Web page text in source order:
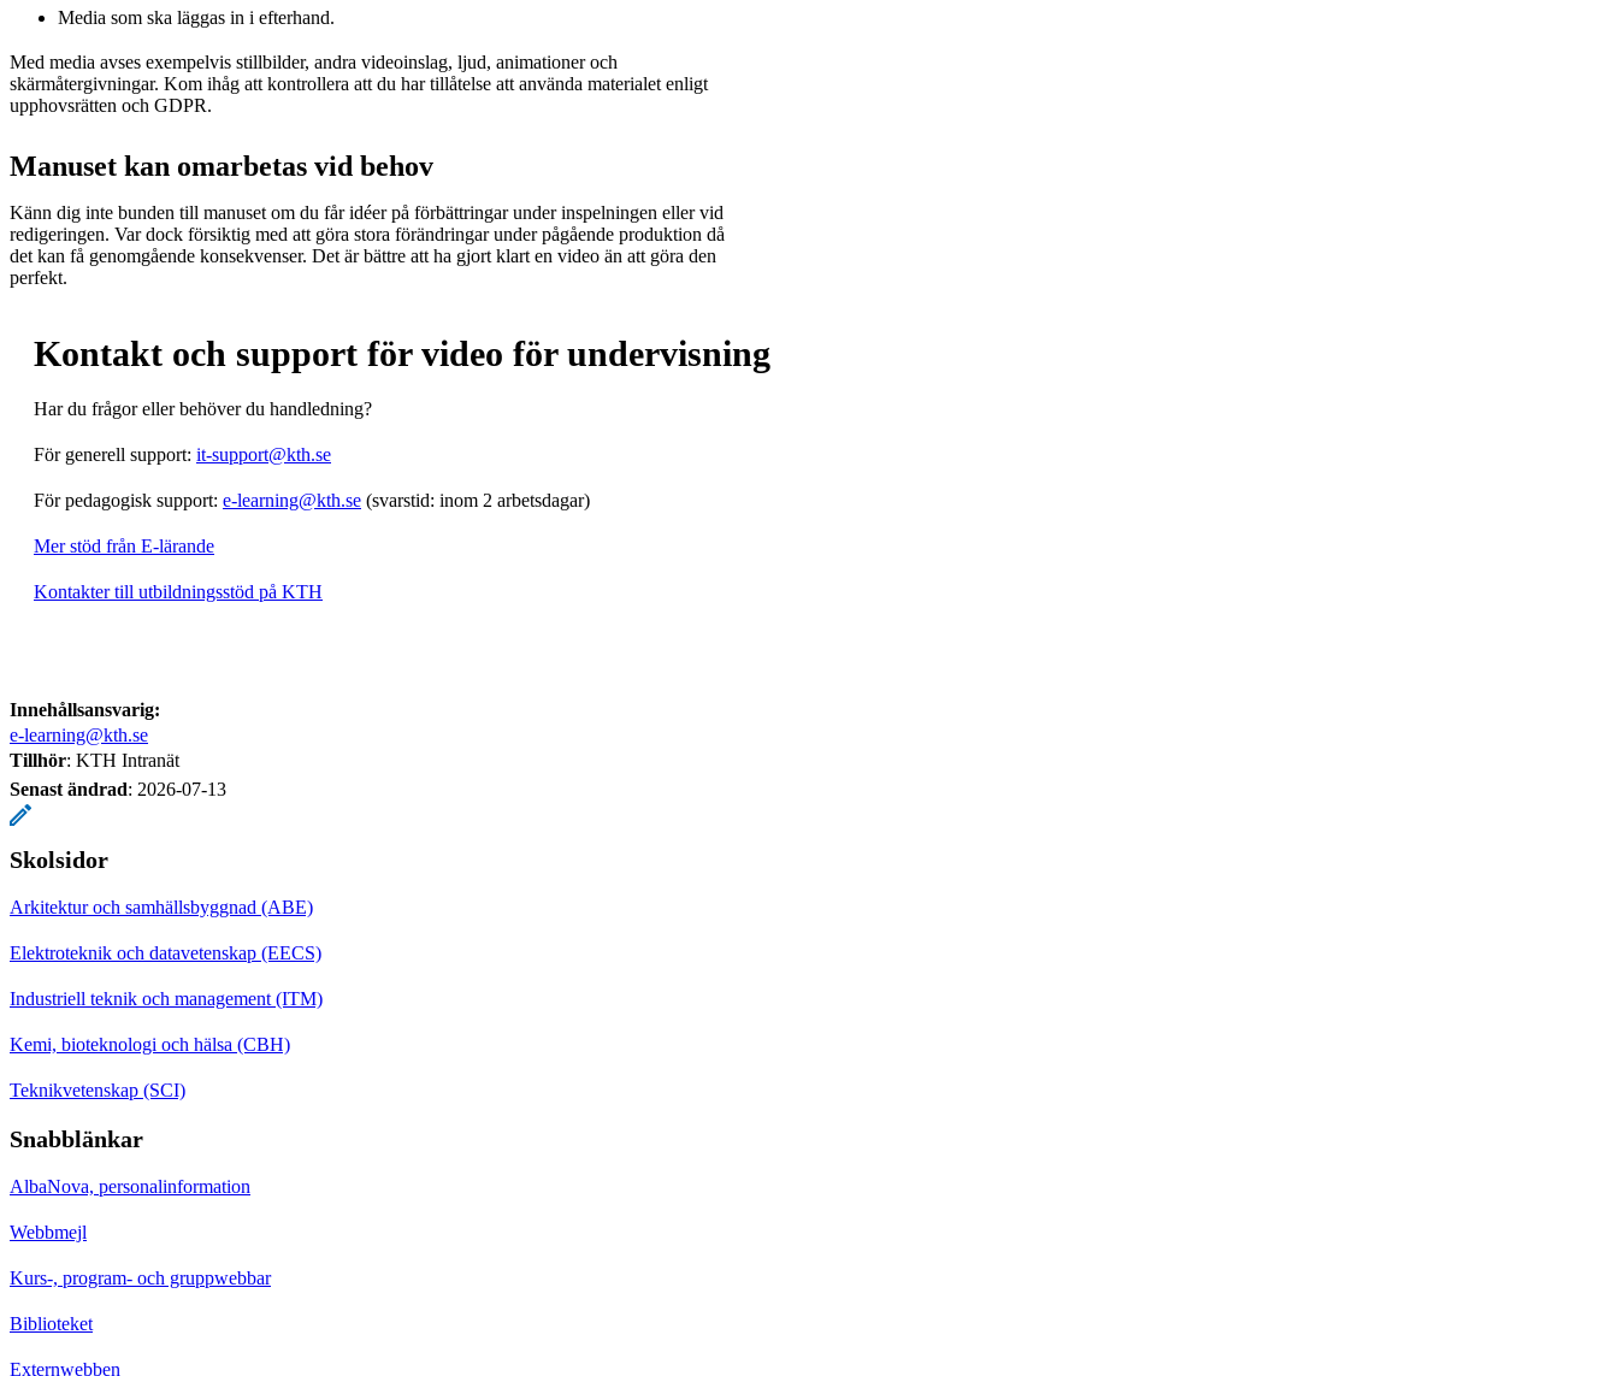
Media som ska läggas in i efterhand.
Med media avses exempelvis stillbilder, andra videoinslag, ljud, animationer och
skärmåtergivningar. Kom ihåg att kontrollera att du har tillåtelse att använda materialet enligt
upphovsrätten och GDPR.
Manuset kan omarbetas vid behov
Känn dig inte bunden till manuset om du får idéer på förbättringar under inspelningen eller vid
redigeringen. Var dock försiktig med att göra stora förändringar under pågående produktion då
det kan få genomgående konsekvenser. Det är bättre att ha gjort klart en video än att göra den
perfekt.
Kontakt och support för video för undervisning
Har du frågor eller behöver du handledning?
För generell support: it-support@kth.se
För pedagogisk support: e-learning@kth.se (svarstid: inom 2 arbetsdagar)
Mer stöd från E-lärande
Kontakter till utbildningsstöd på KTH
Innehållsansvarig:
e-learning@kth.se
Tillhör: KTH Intranät
Senast ändrad: 2026-07-13
Skolsidor
Arkitektur och samhällsbyggnad (ABE)
Elektroteknik och datavetenskap (EECS)
Industriell teknik och management (ITM)
Kemi, bioteknologi och hälsa (CBH)
Teknikvetenskap (SCI)
Snabblänkar
AlbaNova, personalinformation
Webbmejl
Kurs-, program- och gruppwebbar
Biblioteket
Externwebben